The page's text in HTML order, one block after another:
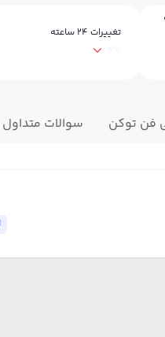
تغییرات ۲۴ ساعته
فن توکن سوالات متداول